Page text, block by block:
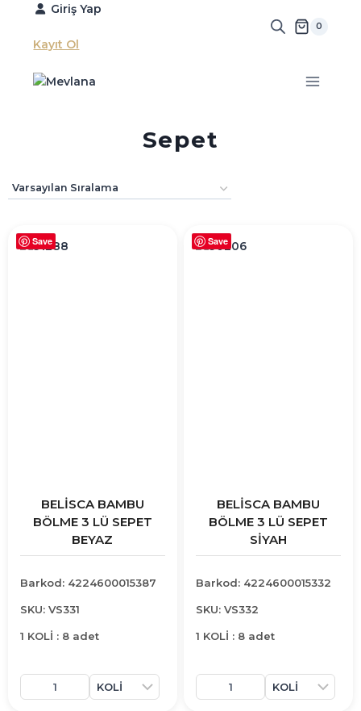
content
Giriş Yap
Kayıt Ol
0
Sepet
Save
BELİSCA BAMBU
BÖLME 3 LÜ SEPET
BEYAZ
Barkod: 4224600015387
SKU: VS331
1 KOLİ : 8 adet
Save
BELİSCA BAMBU
BÖLME 3 LÜ SEPET
SİYAH
Barkod: 4224600015332
SKU: VS332
1 KOLİ : 8 adet